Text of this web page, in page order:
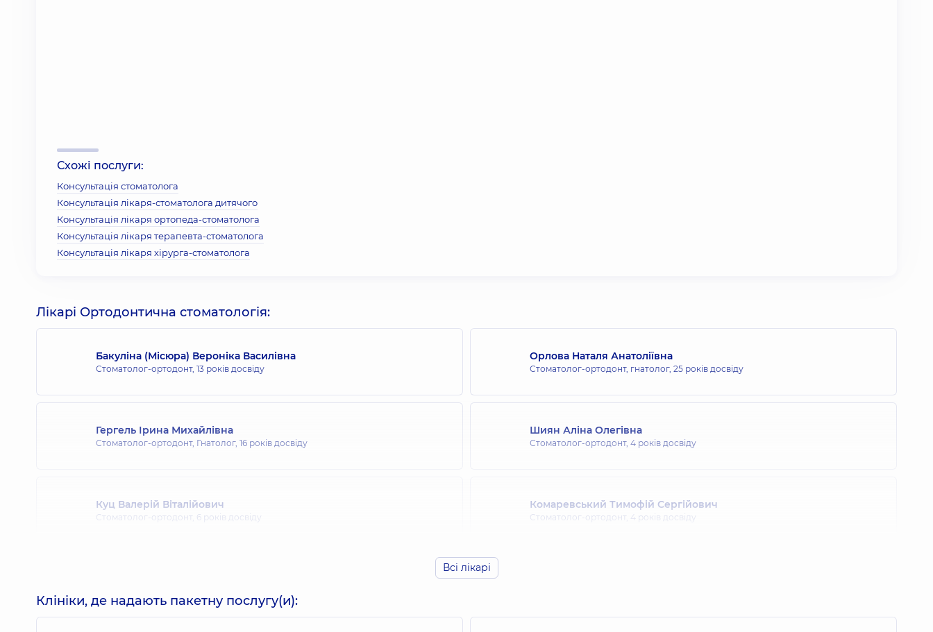
Схожі послуги:
Консультація стоматолога
Консультація лікаря-стоматолога дитячого
Консультація лікаря ортопеда-стоматолога
Консультація лікаря терапевта-стоматолога
Консультація лікаря хірурга-стоматолога
Лікарі Ортодонтична стоматологія:
Бакуліна (Місюра) Вероніка Василівна
Стоматолог-ортодонт, 13 років досвіду
Орлова Наталя Анатоліївна
Стоматолог-ортодонт, гнатолог, 25 років досвіду
Гергель Ірина Михайлівна
Стоматолог-ортодонт, Гнатолог, 16 років досвіду
Шиян Аліна Олегівна
Стоматолог-ортодонт, 4 років досвіду
Куц Валерій Віталійович
Стоматолог-ортодонт, 6 років досвіду
Комаревський Тимофій Сергійович
Стоматолог-ортодонт, 4 років досвіду
Всі лікарі
Клініки, де надають пакетну послугу(и):